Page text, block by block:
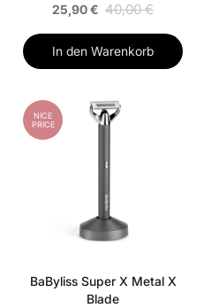
25,90 € 40,00 €
In den Warenkorb
NICE
PRICE
BaByliss Super X Metal X
Blade